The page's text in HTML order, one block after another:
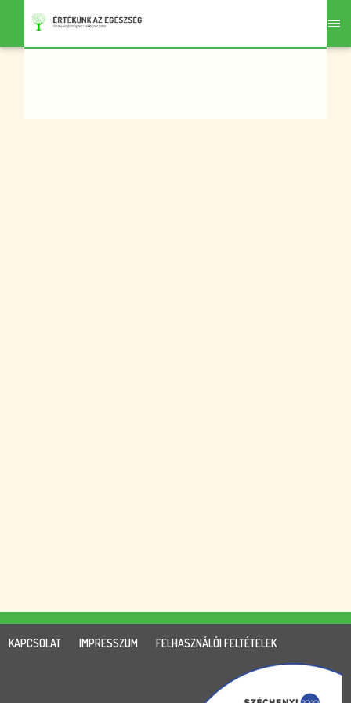
KAPCSOLAT IMPRESSZUM FELHASZNÁLÓI FELTÉTELEK